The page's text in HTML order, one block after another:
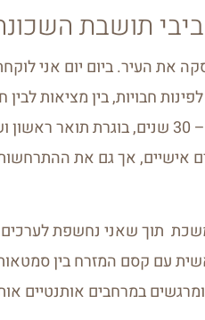
תושבת
את העיר. ביום יום אני
חבויות, בין מציאות
רק (כבר) למעלה מ – 30 שנים,
אישיים, אך גם את
תוך שאני נחשפת
עם קסם המזרח בין
במרחבים אותנטיים